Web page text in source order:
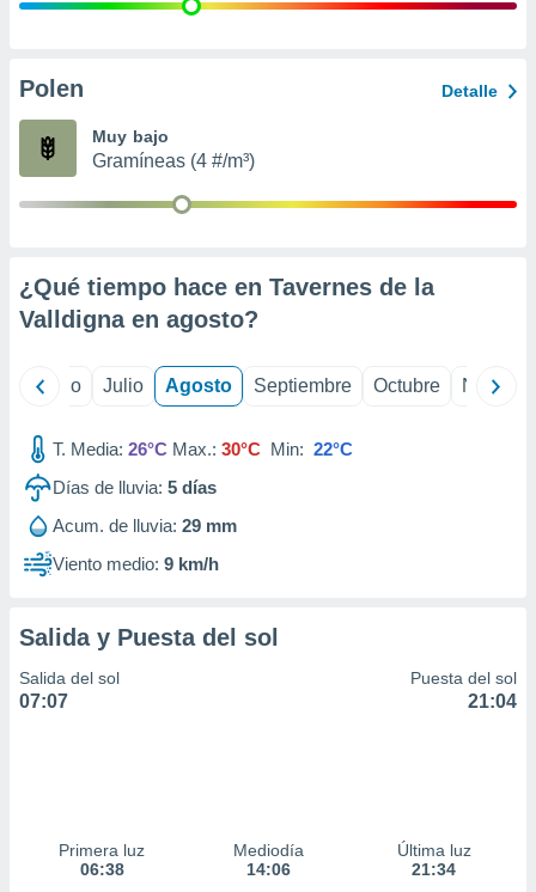
e
publicidad
Polen Detalle
Muy bajo
Gramíneas (4 #/m³)
¿Qué tiempo hace en Tavernes de la
Valldigna en agosto?
Junio Julio Agosto Septiembre Octubre
T. Media: 26°C Max.: 30°C Min: 22°C
Días de lluvia: 5 días
Acum. de lluvia: 29 mm
Viento medio: 9 km/h
Salida y Puesta del sol
Salida del sol
07:07
Puesta del sol
21:04
Primera luz
06:38
Mediodía
14:06
Última luz
21:34